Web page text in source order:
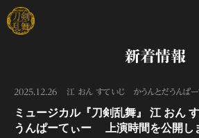
新着情報
2025.12.26 江 おん すていじ かうんとだうんぱー
ミュージカル『刀剣乱舞』 江 おん
うんぱーてぃー 上演時間を公開し